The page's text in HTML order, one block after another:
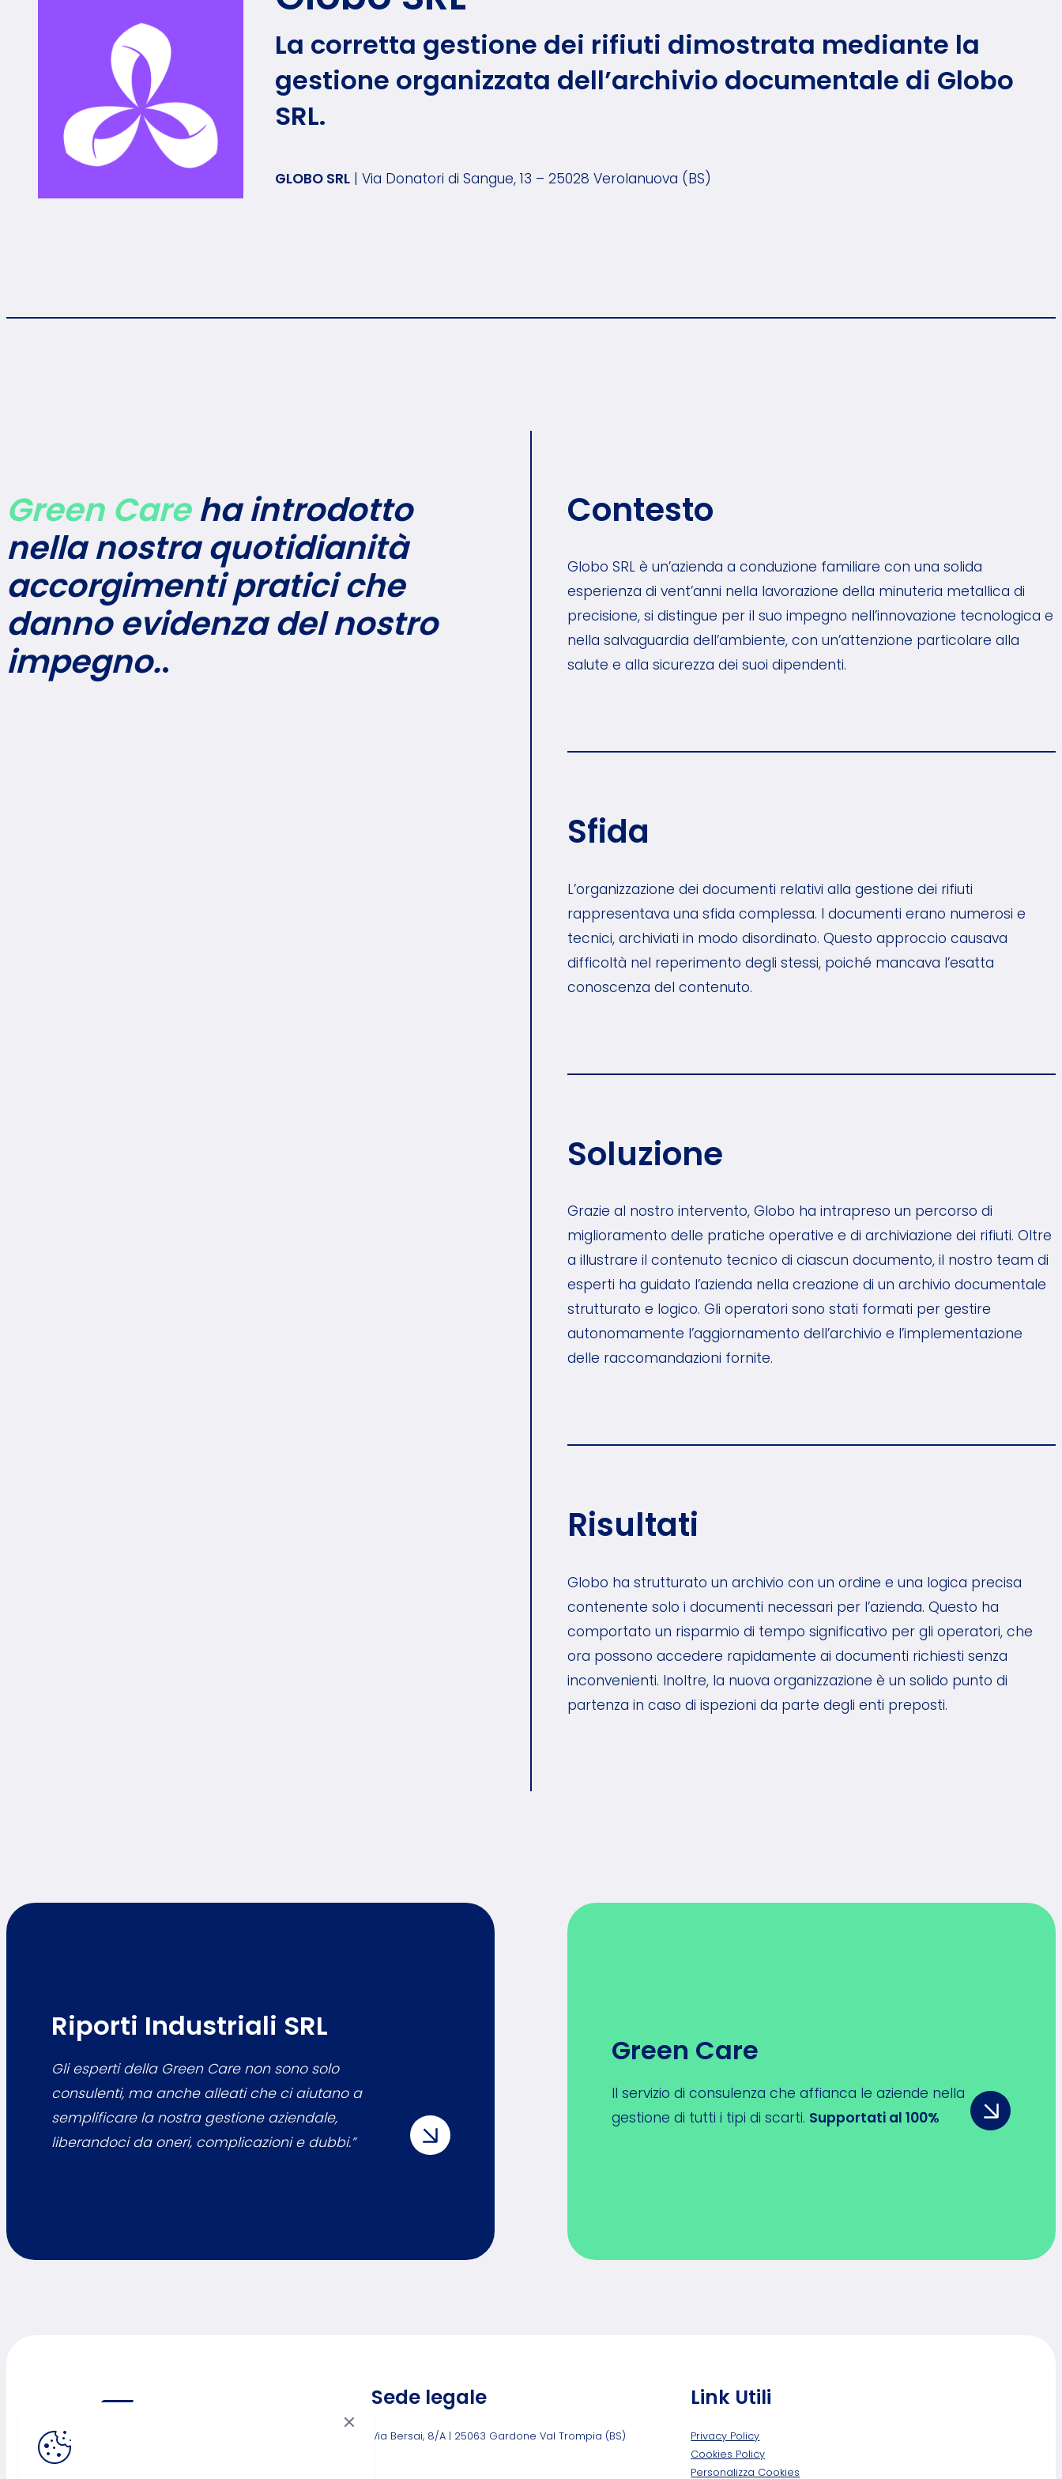
La corretta gestione dei rifiuti dimostrata mediante la
gestione organizzata dell’archivio documentale di Globo
SRL.
GLOBO SRL | Via Donatori di Sangue, 13 – 25028 Verolanuova (BS)
Green Careha introdotto
nella nostra quotidianità
accorgimenti pratici che
danno evidenza del nostro
impegno..
Contesto
Globo SRL è un’azienda a conduzione familiare con una solida
esperienza di vent’anni nella lavorazione della minuteria metallica di
precisione, si distingue per il suo impegno nell’innovazione tecnologica e
nella salvaguardia dell’ambiente, con un’attenzione particolare alla
salute e alla sicurezza dei suoi dipendenti.
Sfida
L’organizzazione dei documenti relativi alla gestione dei rifiuti
rappresentava una sfida complessa. I documenti erano numerosi e
tecnici, archiviati in modo disordinato. Questo approccio causava
difficoltà nel reperimento degli stessi, poiché mancava l’esatta
conoscenza del contenuto.
Soluzione
Grazie al nostro intervento, Globo ha intrapreso un percorso di
miglioramento delle pratiche operative e di archiviazione dei rifiuti. Oltre
a illustrare il contenuto tecnico di ciascun documento, il nostro team di
esperti ha guidato l’azienda nella creazione di un archivio documentale
strutturato e logico. Gli operatori sono stati formati per gestire
autonomamente l’aggiornamento dell’archivio e l’implementazione
delle raccomandazioni fornite.
Risultati
Globo ha strutturato un archivio con un ordine e una logica precisa
contenente solo i documenti necessari per l’azienda. Questo ha
comportato un risparmio di tempo significativo per gli operatori, che
ora possono accedere rapidamente ai documenti richiesti senza
inconvenienti. Inoltre, la nuova organizzazione è un solido punto di
partenza in caso di ispezioni da parte degli enti preposti.
Riporti Industriali SRL
Gli esperti della Green Care non sono solo
consulenti, ma anche alleati che ci aiutano a
semplificare la nostra gestione aziendale,
liberandoci da oneri, complicazioni e dubbi.”
Green Care
Il servizio di consulenza che affianca le aziende nella
gestione di tutti i tipi di scarti. Supportati al 100%
Smaltimento Assistito
Sede legale
Via Bersai, 8/A | 25063 Gardone Val Trompia (BS)
Link Utili
Privacy Policy
Cookies Policy
Personalizza Cookies